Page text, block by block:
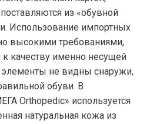
из «обувной
Использование импортных
высокими требованиями,
качеству именно несущей
элементы не видны снаружи,
обуви. В
Orthopedic» используется
натуральная кожа из